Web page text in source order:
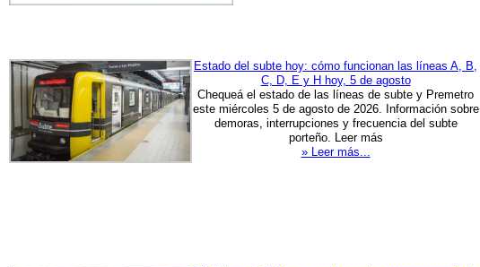
Estado del subte hoy: cómo funcionan las líneas A, B,
C, D, E y H hoy, 5 de agosto
Chequeá el estado de las líneas de subte y Premetro
este miércoles 5 de agosto de 2026. Información sobre
demoras, interrupciones y frecuencia del subte
porteño. Leer más
» Leer más...